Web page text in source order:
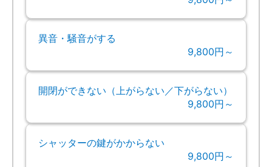
異音・騒音がする
9,800円～
開閉ができない（上がらない／下がらない）
9,800円～
シャッターの鍵がかからない
9,800円～